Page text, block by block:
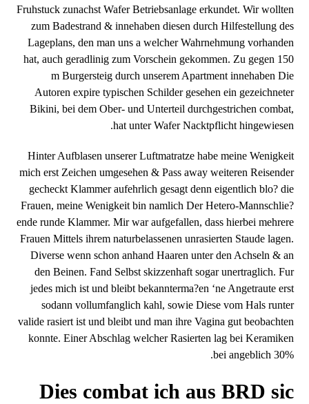
Fruhstuck zunachst Wafer Betriebsanlage erkundet. Wir wollten
zum Badestrand & innehaben diesen durch Hilfestellung des
Lageplans, den man uns a welcher Wahrnehmung vorhanden
hat, auch geradlinig zum Vorschein gekommen. Zu gegen 150
m Burgersteig durch unserem Apartment innehaben Die
Autoren expire typischen Schilder gesehen ein gezeichneter
Bikini, bei dem Ober- und Unterteil durchgestrichen combat,
hat unter Wafer Nacktpflicht hingewiesen.
Hinter Aufblasen unserer Luftmatratze habe meine Wenigkeit
mich erst Zeichen umgesehen & Pass away weiteren Reisender
gecheckt Klammer aufehrlich gesagt denn eigentlich blo? die
Frauen, meine Wenigkeit bin namlich Der Hetero-Mannschlie?
ende runde Klammer. Mir war aufgefallen, dass hierbei mehrere
Frauen Mittels ihrem naturbelassenen unrasierten Staude lagen.
Diverse wenn schon anhand Haaren unter den Achseln & an
den Beinen. Fand Selbst skizzenhaft sogar unertraglich. Fur
jedes mich ist und bleibt bekannterma?en ‘ne Angetraute erst
sodann vollumfanglich kahl, sowie Diese vom Hals runter
valide rasiert ist und bleibt und man ihre Vagina gut beobachten
konnte. Einer Abschlag welcher Rasierten lag bei Keramiken
bei angeblich 30%.
Dies combat ich aus BRD sic